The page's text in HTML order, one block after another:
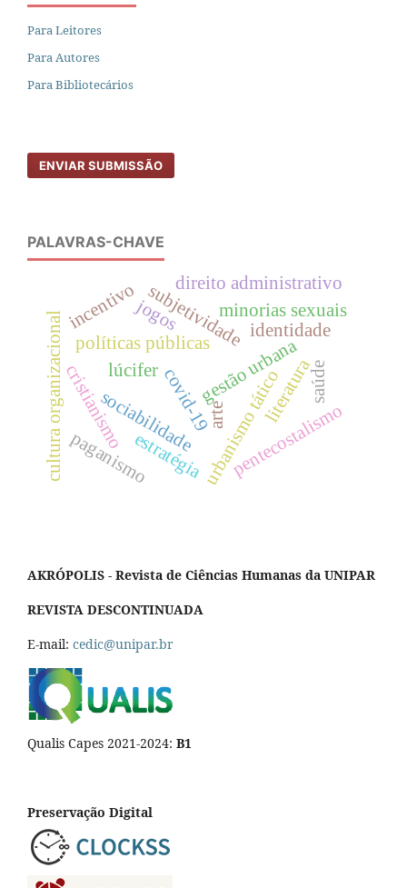
Para Leitores
Para Autores
Para Bibliotecários
ENVIAR SUBMISSÃO
PALAVRAS-CHAVE
covid-19
sociabilidade
políticas públicasgestão urbana
urbanismo tático
identidade
subjetividade
pentecostalismo
cultura organizacional
minorias sexuais
arte
lúcifer
cristianismo
paganismo
direito administrativo
literaturasaúde
jogos
incentivo
estratégia
AKRÓPOLIS - Revista de Ciências Humanas da UNIPAR
REVISTA DESCONTINUADA
E-mail: cedic@unipar.br
Qualis Capes 2021-2024: B1
Preservação Digital